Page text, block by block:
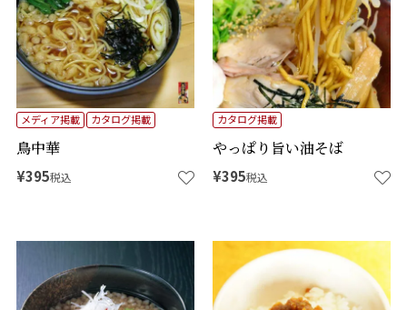
鳥中華
メディア掲載 カタログ掲載
¥395税込
やっぱり旨い油そば
カタログ掲載
¥395税込